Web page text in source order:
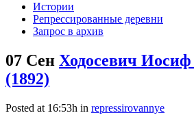
Истории
Репрессированные деревни
Запрос в архив
07 Сен Ходосевич
(1892)
Posted at 16:53h in repressirovannye